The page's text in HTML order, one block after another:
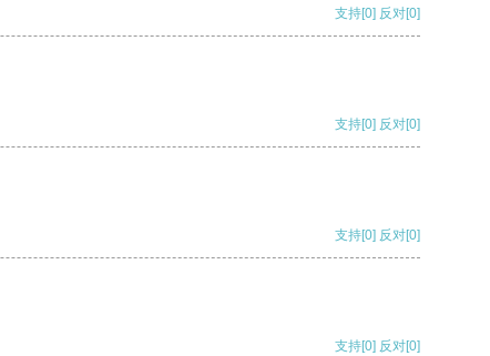
支持[0] 反对[0]
支持[0] 反对[0]
支持[0] 反对[0]
支持[0] 反对[0]